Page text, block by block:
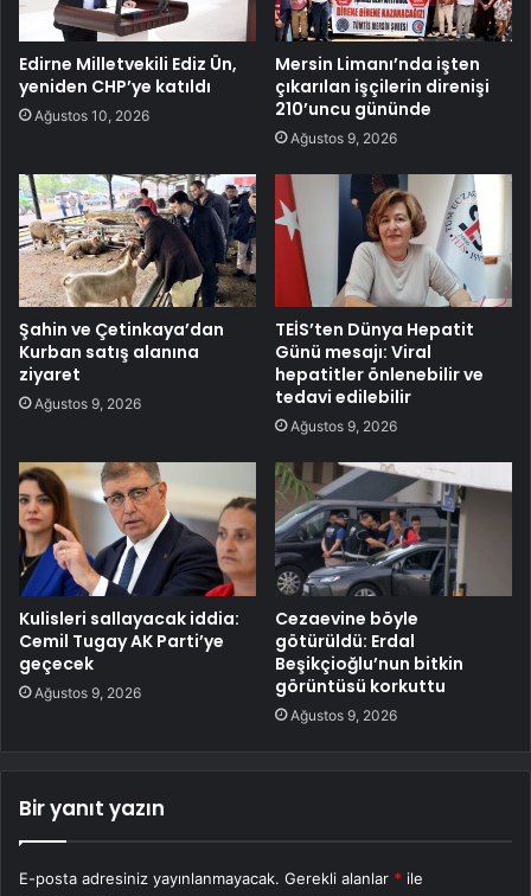
Edirne Milletvekili Ediz Ün,
yeniden CHP’ye katıldı
Ağustos 10, 2026
Mersin Limanı’nda işten
çıkarılan işçilerin direnişi
210’uncu gününde
Ağustos 9, 2026
Şahin ve Çetinkaya’dan
Kurban satış alanına
ziyaret
Ağustos 9, 2026
TEİS’ten Dünya Hepatit
Günü mesajı: Viral
hepatitler önlenebilir ve
tedavi edilebilir
Ağustos 9, 2026
Kulisleri sallayacak iddia:
Cemil Tugay AK Parti’ye
geçecek
Ağustos 9, 2026
Cezaevine böyle
götürüldü: Erdal
Beşikçioğlu’nun bitkin
görüntüsü korkuttu
Ağustos 9, 2026
Bir yanıt yazın
E-posta adresiniz yayınlanmayacak. Gerekli alanlar * ile